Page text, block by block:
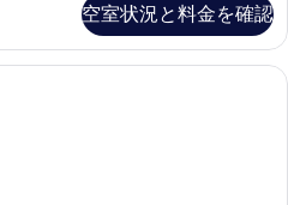
空室状況と料金を確認